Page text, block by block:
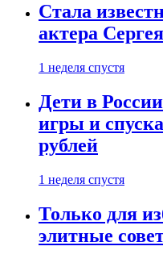
Стала
актера
1 неделя спустя
Дети в
игры и
рублей
1 неделя спустя
Только для
элитные